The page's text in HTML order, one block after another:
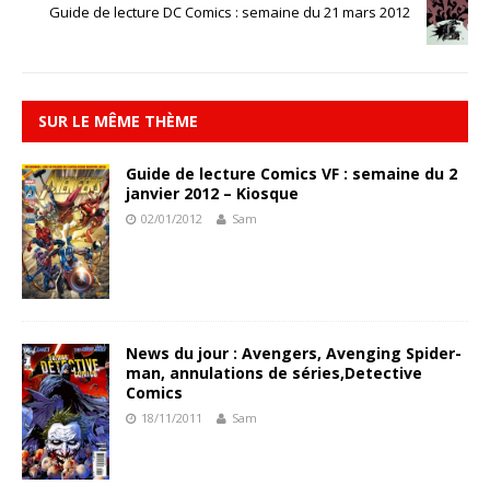
Guide de lecture DC Comics : semaine du 21 mars 2012
SUR LE MÊME THÈME
Guide de lecture Comics VF : semaine du 2
janvier 2012 – Kiosque
02/01/2012 Sam
News du jour : Avengers, Avenging Spider-
man, annulations de séries,Detective
Comics
18/11/2011 Sam